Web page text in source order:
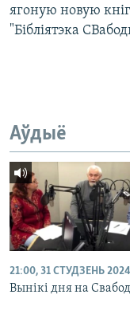
ягоную новую
"Бібліятэка
Аўдыё
21:00, 31 СТУДЗЕНЬ 2024
Вынікі дня на